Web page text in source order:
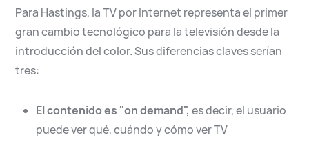
Contacto
Para Hastings, la TV por Internet representa el primer
gran cambio tecnológico para la televisión desde la
introducción del color. Sus diferencias claves serían
tres:
El contenido es "on demand", es decir, el usuario
puede ver qué, cuándo y cómo ver TV